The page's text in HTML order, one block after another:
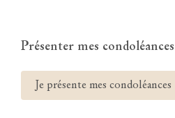
Présenter mes condoléances
Je présente mes condoléances